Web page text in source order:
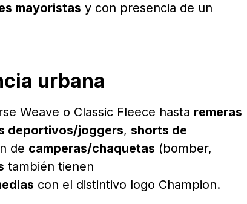
mayoristas y con presencia de un
urbana
Weave o Classic Fleece hasta remeras
deportivos/joggers, shorts de
de camperas/chaquetas (bomber,
también tienen
con el distintivo logo Champion.